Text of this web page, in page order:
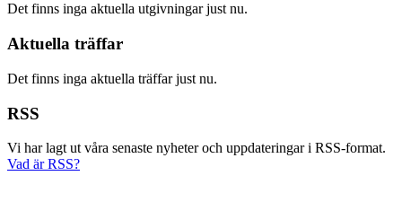
Det finns inga aktuella utgivningar just nu.
Aktuella träffar
Det finns inga aktuella träffar just nu.
RSS
Vi har lagt ut våra senaste nyheter och uppdateringar i RSS-format.
Vad är RSS?